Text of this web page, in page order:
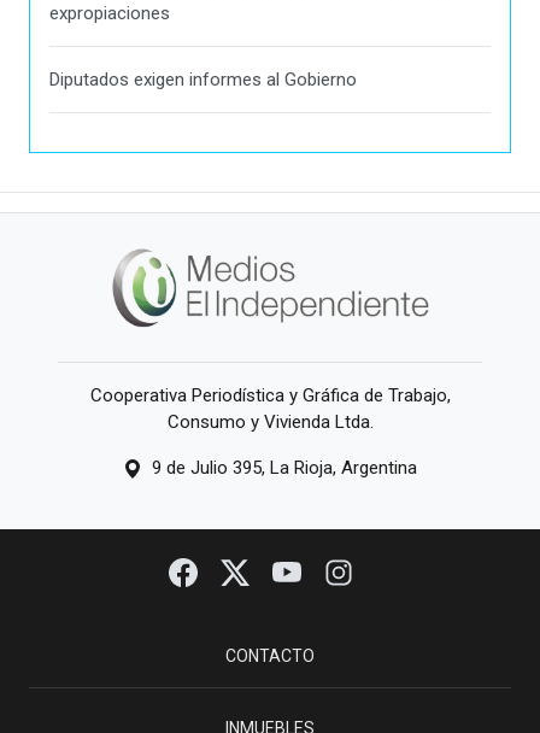
expropiaciones
Diputados exigen informes al Gobierno
Cooperativa Periodística y Gráfica de Trabajo,
Consumo y Vivienda Ltda.
9 de Julio 395, La Rioja, Argentina
CONTACTO
INMUEBLES